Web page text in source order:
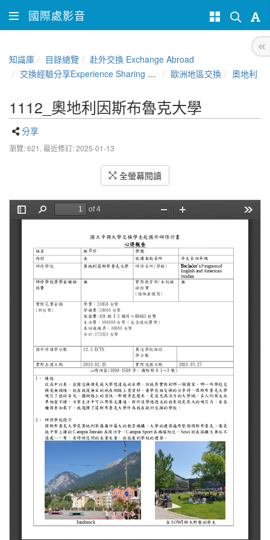
國際處影音
知識庫 目錄總覽
赴外交換 Exchange Abroad
交換經驗分享Experience Sharing of NCHU Exchange Program
歐洲地區交換 奧地利
1112_奧地利因斯布魯克大學
分享
瀏覽: 621, 最近修訂: 2025-01-13
全螢幕閱讀